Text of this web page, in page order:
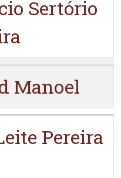
Sertório
Manoel
Pereira